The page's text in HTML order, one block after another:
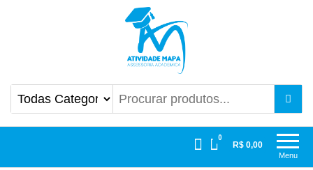
Atividade Mapa Mapa UniCesumar
Menu
0
R$ 0,00